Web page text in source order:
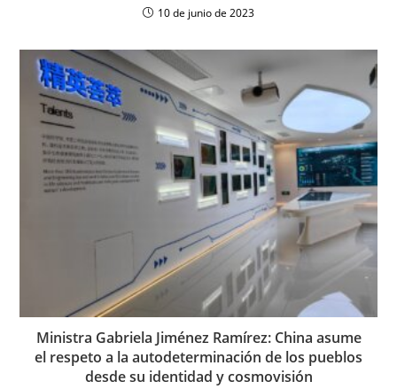
10 de junio de 2023
Ministra Gabriela Jiménez Ramírez: China asume
el respeto a la autodeterminación de los pueblos
desde su identidad y cosmovisión